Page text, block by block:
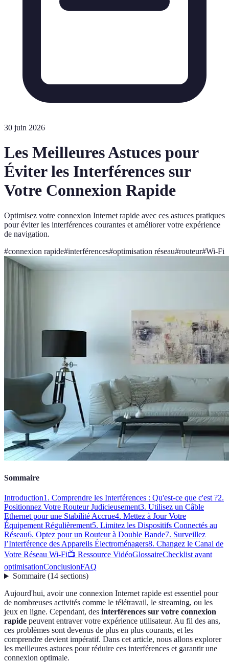
30 juin 2026
Les Meilleures Astuces pour
Éviter les Interférences sur
Votre Connexion Rapide
Optimisez votre connexion Internet rapide avec ces astuces pratiques
pour éviter les interférences courantes et améliorer votre expérience
de navigation.
#connexion rapide#interférences#optimisation réseau#routeur#Wi-Fi
Sommaire
Introduction1. Comprendre les Interférences : Qu'est-ce que c'est ?2.
Positionnez Votre Routeur Judicieusement3. Utilisez un Câble
Ethernet pour une Stabilité Accrue4. Mettez à Jour Votre
Équipement Régulièrement5. Limitez les Dispositifs Connectés au
Réseau6. Optez pour un Routeur à Double Bande7. Surveillez
l’Interférence des Appareils Électroménagers8. Changez le Canal de
Votre Réseau Wi-Fi📺 Ressource VidéoGlossaireChecklist avant
optimisationConclusionFAQ
Sommaire(14 sections)
Aujourd'hui, avoir une connexion Internet rapide est essentiel pour
de nombreuses activités comme le télétravail, le streaming, ou les
jeux en ligne. Cependant, des interférences sur votre connexion
rapide peuvent entraver votre expérience utilisateur. Au fil des ans,
ces problèmes sont devenus de plus en plus courants, et les
comprendre devient impératif. Dans cet article, nous allons explorer
les meilleures astuces pour réduire ces interférences et garantir une
connexion optimale.